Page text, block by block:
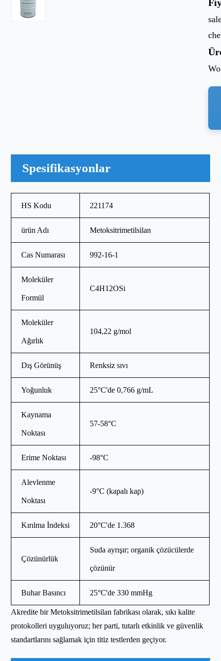
Spesifikasyonlar
HS Kodu 221174
ürün Adı Metoksitrimetilsilan
Cas Numarası 992-16-1
Moleküler
Formül
C4H12OSi
Moleküler
Ağırlık
104,22 g/mol
Dış Görünüş Renksiz sıvı
Yoğunluk 25°C'de 0,766 g/mL
Kaynama
Noktası
57-58°C
Erime Noktası -98°C
Alevlenme
Noktası
-9°C (kapalı kap)
Kırılma İndeksi 20°C'de 1.368
Çözünürlük
Suda ayrışır; organik çözücülerde
çözünür
Buhar Basıncı 25°C'de 330 mmHg
Akredite bir Metoksitrimetilsilan fabrikası olarak, sıkı kalite
protokolleri uyguluyoruz; her parti, tutarlı etkinlik ve güvenlik
standartlarını sağlamak için titiz testlerden geçiyor.